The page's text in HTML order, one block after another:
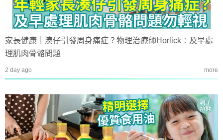
家長健康｜湊仔引發周身痛症？物理治療師Horlick︰及早處
理肌肉骨骼問題
2 day ago more